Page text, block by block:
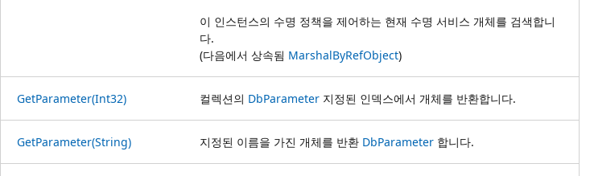
이 인스턴스의 수명 정책을 제어하는 현재 수명 서비스 개체를 검색합니
다.
(다음에서 상속됨 MarshalByRefObject)
GetParameter(Int32) 컬렉션의 DbParameter 지정된 인덱스에서 개체를 반환합니다.
GetParameter(String) 지정된 이름을 가진 개체를 반환 DbParameter 합니다.